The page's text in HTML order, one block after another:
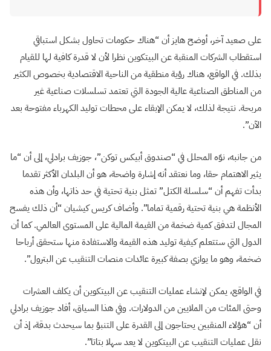
على صعيد آخر، أوضح هايز أن “هناك حكومات تحاول بشكل استباقي
استقطاب الشركات المنقبة عن البيتكوين نظرا لأن لا قدرة كافية لها للقيام
بذلك. في الواقع، هناك رؤية منطقية من الناحية الاقتصادية بخصوص الكثير
من المناطق الصناعية عالية الجودة التي تعتمد تسلسلات صناعية غير
مربحة. نتيجة لذلك، لا يمكن الإبقاء على محطات توليد الكهرباء مفتوحة بعد
الآن”.
من جانبه، نوّه المحلل في “صندوق أبيكس توكن”، جوزيف برادلي، إلى أن “ما
يثير الاهتمام حقا، وما نعتقد أنه إشارة واضحة، هو أن البلدان الأكثر تقدما
بدأت تفهم أن “سلسلة الكتل” تمثل بنية تحتية في حد ذاتها، وأن هذه
الأنظمة هي بنية تحتية رقمية تماما”. وأضاف كريس كيشيان “أن ذلك يفسح
المجال لتدفق كمية ضخمة من القيمة المالية على المستوى العالمي. كما أن
الدول التي ستتعلم كيفية توليد هذه القيمة والاستفادة منها ستحقق أرباحا
ضخمة، وهو ما يوازي بصفة كبيرة عائدات منصات التنقيب عن البترول”.
في الواقع، يمكن لإنشاء عمليات التنقيب عن البيتكوين أن يكلف العشرات
وحتى المئات من الملايين من الدولارات. وفي هذا السياق، أفاد جوزيف برادلي
أن “هؤلاء المنقبين يحتاجون إلى القدرة على التنبؤ بما سيحدث بدقة، إذ أن
نقل عمليات التنقيب عن البيتكوين لا يعد سهلا بتاتا”.